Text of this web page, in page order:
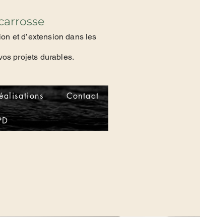
et d’extension dans les
projets durables.
Contact